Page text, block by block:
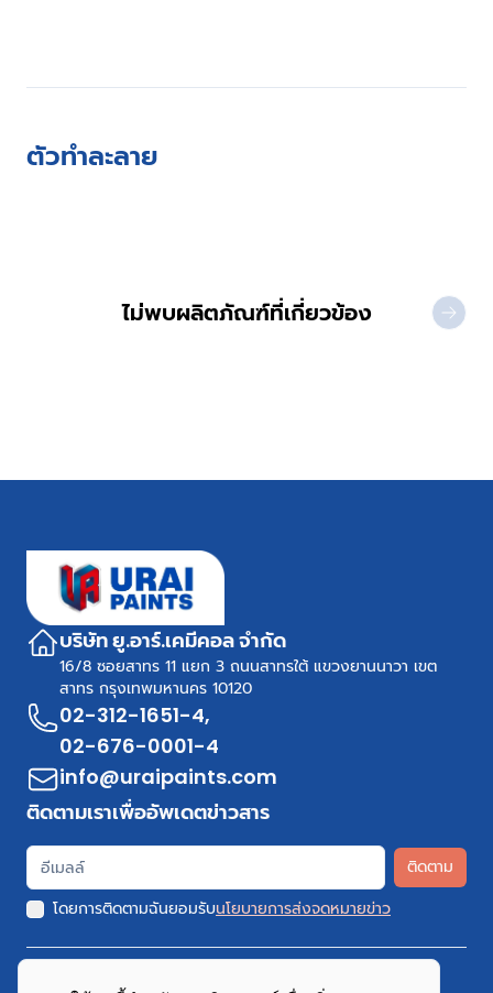
ตัวทำละลาย
ไม่พบผลิตภัณฑ์ที่เกี่ยวข้อง NEXT
บริษัท ยู.อาร์.เคมีคอล จำกัด
16/8 ซอยสาทร 11 แยก 3 ถนนสาทรใต้ แขวงยานนาวา เขต
สาทร กรุงเทพมหานคร 10120
02-312-1651-4,
02-676-0001-4
info@uraipaints.com
ติดตามเราเพื่ออัพเดตข่าวสาร
ติดตาม
โดยการติดตามฉันยอมรับนโยบายการส่งจดหมายข่าว